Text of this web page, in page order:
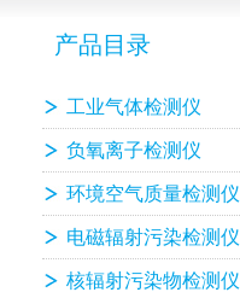
产品目录
工业气体检测仪
负氧离子检测仪
环境空气质量检测仪
电磁辐射污染检测仪
核辐射污染物检测仪